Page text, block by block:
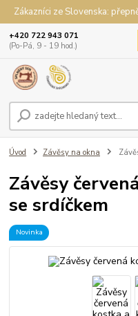
Zákazníci ze Slovenska:
+420 722 943 071
(Po-Pá, 9 - 19 hod.)
Úvod Závěsy na okna
Závěsy
se srdíčkem
Novinka